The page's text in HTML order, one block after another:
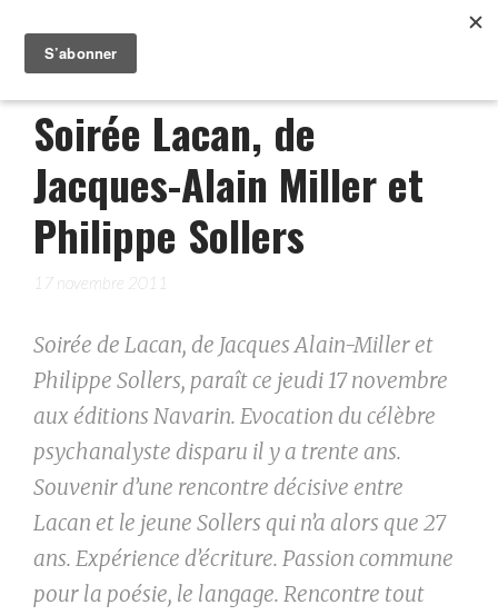
Soirée Lacan, de
Jacques-Alain Miller et
Philippe Sollers
17 novembre 2011
Soirée de Lacan, de Jacques Alain-Miller et
Philippe Sollers, paraît ce jeudi 17 novembre
aux éditions Navarin. Evocation du célèbre
psychanalyste disparu il y a trente ans.
Souvenir d’une rencontre décisive entre
Lacan et le jeune Sollers qui n’a alors que 27
ans. Expérience d’écriture. Passion commune
pour la poésie, le langage. Rencontre tout